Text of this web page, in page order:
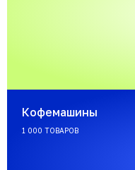
Кофемашины
1 000 ТОВАРОВ